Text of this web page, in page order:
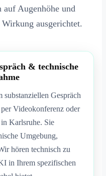
Augenhöhe und
ausgerichtet.
& technische
Gespräch
Videokonferenz oder
Karlsruhe. Sie
Umgebung,
hören technisch zu
in Ihrem spezifischen